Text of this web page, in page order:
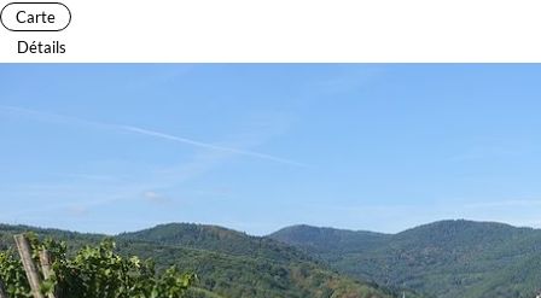
Carte
Détails